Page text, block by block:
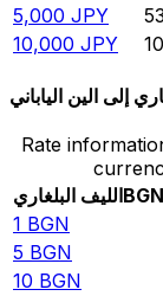
5,000 JPY
10,000 JPY
إلى الين الياباني
Rate
الليف البلغاريBGN
1 BGN
5 BGN
10 BGN